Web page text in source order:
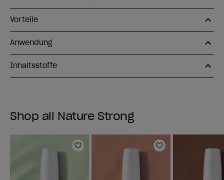
Vorteile
Anwendung
Inhaltsstoffe
Shop all Nature Strong
Zur Wunschliste hinzufügen
Zur